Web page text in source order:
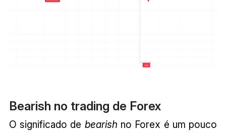
Bearish no trading de Forex
O significado de bearish no Forex é um pouco